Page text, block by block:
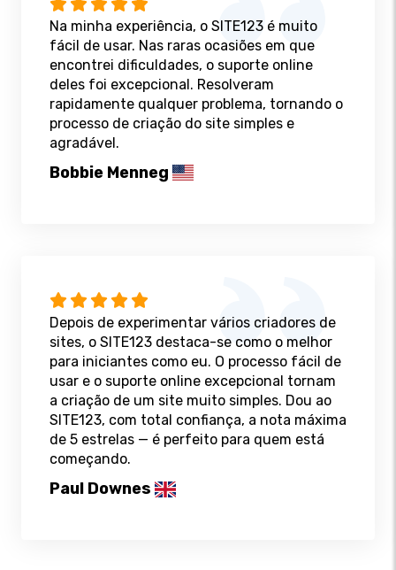
Na minha experiência, o SITE123 é muito
fácil de usar. Nas raras ocasiões em que
encontrei dificuldades, o suporte online
deles foi excepcional. Resolveram
rapidamente qualquer problema, tornando o
processo de criação do site simples e
agradável.
Bobbie Menneg
Depois de experimentar vários criadores de
sites, o SITE123 destaca-se como o melhor
para iniciantes como eu. O processo fácil de
usar e o suporte online excepcional tornam
a criação de um site muito simples. Dou ao
SITE123, com total confiança, a nota máxima
de 5 estrelas — é perfeito para quem está
começando.
Paul Downes